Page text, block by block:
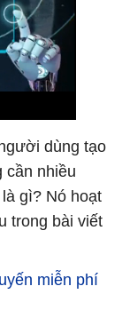
dùng tạo
cần nhiều
gì? Nó hoạt
trong bài viết
miễn phí